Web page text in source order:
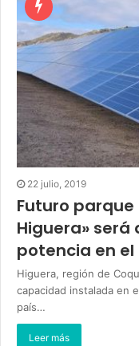
22 julio, 2019
Futuro
Higuera» será
potencia en el
Higuera, región de
capacidad instalada en
país…
Leer más